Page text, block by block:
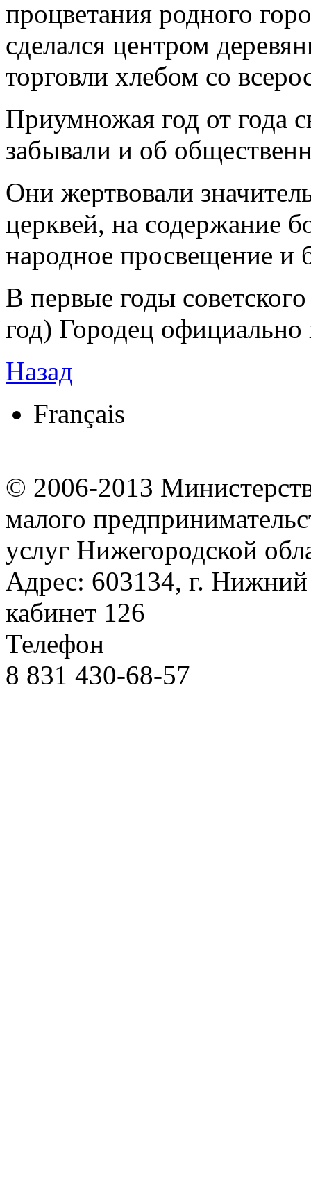
процветания родного
сделался центром
торговли хлебом со
Приумножая год от года
забывали и об
Они жертвовали
церквей, на содержание
народное просвещение и
В первые годы
год) Городец официально
Назад
Français
© 2006-2013
малого
услуг Нижегородской
Адрес: 603134, г.
кабинет 126
Телефон
8 831 430-68-57